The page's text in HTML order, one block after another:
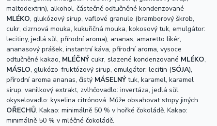
maltodextrin), alkohol, částečně odtučněné kondenzované
MLÉKO, glukózový sirup, vaflové granule (bramborový škrob,
cukr, cizrnová mouka, kukuřičná mouka, kokosový tuk, emulgátor:
lecitiny, jedlá sůl, přírodní aroma), ananas, amaretto likér,
ananasový prášek, instantní káva, přírodní aroma, vysoce
odtučněné kakao, MLÉČNÝcukr, slazené kondenzované MLÉKO,
MÁSLO, glukózo-fruktózový sirup, emulgátor: lecitin (SÓJA),
přírodní aroma ananas, čistý MÁSELNÝtuk, karamel, karamel
sirup, vanilkový extrakt, zvlhčovadlo: invertáza, jedlá sůl,
okyselovadlo: kyselina citrónová.Může obsahovat stopy jiných
OŘECHŮ.Kakao: minimálně 50 % v hořké čokoládě.Kakao:
minimálně 50 % v mléčné čokoládě.